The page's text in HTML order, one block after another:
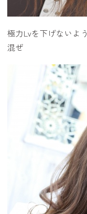
極力Lvを下げないよ
混ぜ